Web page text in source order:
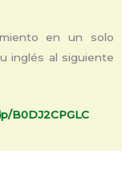
en un solo
inglés al siguiente
B0DJ2CPGLC